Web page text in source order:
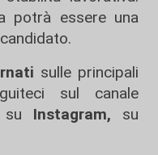
potrà essere una
sulle principali
sul canale
su Instagram, su